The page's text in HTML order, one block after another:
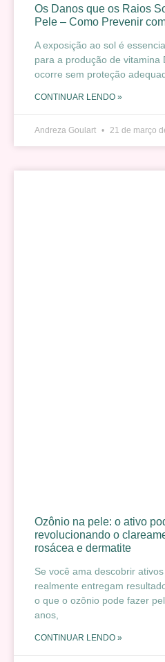
Os Danos que os Raios
Pele – Como Prevenir
A exposição ao sol é
para a produção de vitamina
ocorre sem proteção
CONTINUAR LENDO »
Andreza Goulart 21 de março
Ozônio na pele: o ativo
revolucionando o
rosácea e dermatite
Se você ama descobrir
realmente entregam
o que o ozônio pode fazer
anos,
CONTINUAR LENDO »